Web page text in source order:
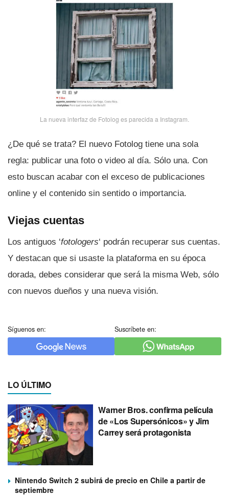
La nueva interfaz de Fotolog es parecida a Instagram.
¿De qué se trata? El nuevo Fotolog tiene una sola
regla: publicar una foto o video al dí­a. Sólo una. Con
esto buscan acabar con el exceso de publicaciones
online y el contenido sin sentido o importancia.
Viejas cuentas
Los antiguos ‘fotologers‘ podrán recuperar sus cuentas.
Y destacan que si usaste la plataforma en su época
dorada, debes considerar que será la misma Web, sólo
con nuevos dueños y una nueva visión.
Síguenos en: Suscríbete en:
LO ÚLTIMO
Warner Bros. confirma película
de «Los Supersónicos» y Jim
Carrey será protagonista
Nintendo Switch 2 subirá de precio en Chile a partir de
septiembre